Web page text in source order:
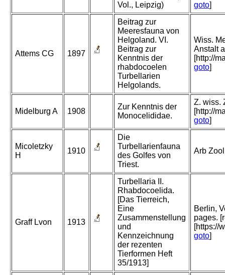
Vol., Leipzig)
goto]
Attems CG 1897
Beitrag zur
Meeresfauna von
Helgoland. VI.
Beitrag zur
Kenntnis der
rhabdocoelen
Turbellarien
Helgolands.
Wiss.
Anstalt
[http://
goto]
Midelburg A 1908
Zur Kenntnis der
Monocelididae.
Z. wiss.
[http://
goto]
Micoletzky
H
1910
Die
Turbellarienfauna
des Golfes von
Triest.
Arb
Graff Lvon 1913
Turbellaria II.
Rhabdocoelida.
[Das Tierreich,
Eine
Zusammenstellung
und
Kennzeichnung
der rezenten
Tierformen Heft
35/1913]
Berlin,
pages.
[https://
goto]